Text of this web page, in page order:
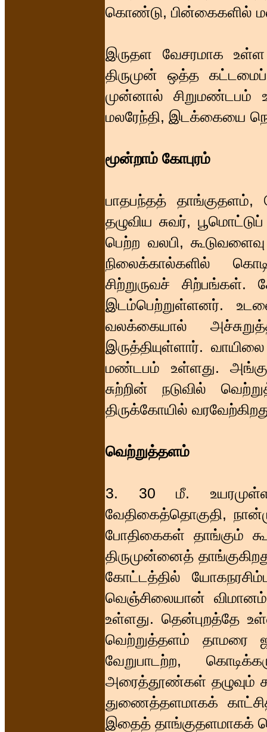
கொண்டு, பின்கைகளில்
இருதள வேசரமாக
திருமுன் ஒத்த
முன்னால்
மலரேந்தி, இடக்கையை
மூன்றாம் கோபுரம்
பாதபந்தத்
தழுவிய சுவர்,
பெற்ற வலபி,
நிலைக்கால்களில்
சிற்றுருவச்
இடம்பெற்றுள்ளனர்.
வலக்கையால்
இருத்தியுள்ளார்.
மண்டபம் உள்ளது. அங்குத்
சுற்றின் நடுவில்
திருக்கோயில்
வெற்றுத்தளம்
3. 30 மீ.
வேதிகைத்தொகுதி,
போதிகைகள் தாங்கும்
திருமுன்னைத்
கோட்டத்தில்
வெஞ்சிலையான்
உள்ளது. தென்புறத்தே
வெற்றுத்தளம் தாமரை
வேறுபாடற்ற,
அரைத்தூண்கள் தழுவும்
துணைத்தளமாகக்
இதைத் தாங்குதளமாகக்